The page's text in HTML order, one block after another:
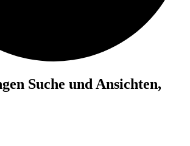
Suche und Ansichten,